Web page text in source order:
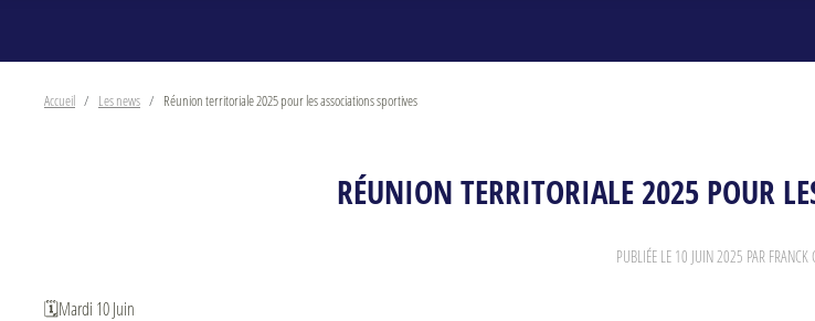
Accueil Les news Réunion territoriale 2025 pour les associations sportives
RÉUNION TERRITORIALE 2025 POUR
PUBLIÉE LE 10 JUIN 2025 PAR FRANCK
🗓️Mardi 10 Juin